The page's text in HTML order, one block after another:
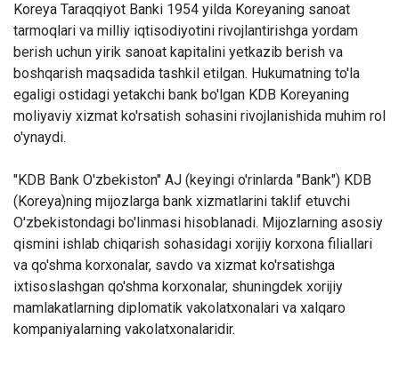
Koreya Taraqqiyot Banki 1954 yilda Koreyaning sanoat
tarmoqlari va milliy iqtisodiyotini rivojlantirishga yordam
berish uchun yirik sanoat kapitalini yetkazib berish va
boshqarish maqsadida tashkil etilgan. Hukumatning to'la
egaligi ostidagi yetakchi bank bo'lgan KDB Koreyaning
moliyaviy xizmat ko'rsatish sohasini rivojlanishida muhim rol
o'ynaydi.
"KDB Bank O'zbekiston" AJ (keyingi o'rinlarda "Bank") KDB
(Koreya)ning mijozlarga bank xizmatlarini taklif etuvchi
O'zbekistondagi bo'linmasi hisoblanadi. Mijozlarning asosiy
qismini ishlab chiqarish sohasidagi xorijiy korxona filiallari
va qo'shma korxonalar, savdo va xizmat ko'rsatishga
ixtisoslashgan qo'shma korxonalar, shuningdek xorijiy
mamlakatlarning diplomatik vakolatxonalari va xalqaro
kompaniyalarning vakolatxonalaridir.